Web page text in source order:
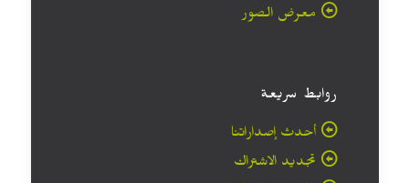
معرض الصور
روابط سريعة
أحدث إصداراتنا
تجديد الاشتراك